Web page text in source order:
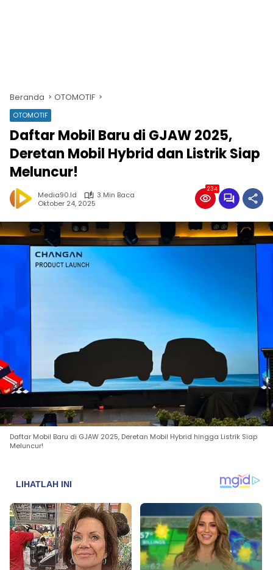
Beranda OTOMOTIF
OTOMOTIF
Daftar Mobil Baru di GJAW 2025,
Deretan Mobil Hybrid dan Listrik Siap
Meluncur!
Media90.id
3 Min Baca
Oktober 24, 2025
234
Daftar Mobil Baru di GJAW 2025, Deretan Mobil Hybrid hingga Listrik Siap
Meluncur!